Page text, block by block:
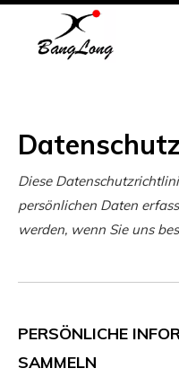
Diese
persönlichen Daten
werden, wenn Sie uns
PERSÖNLICHE
SAMMELN